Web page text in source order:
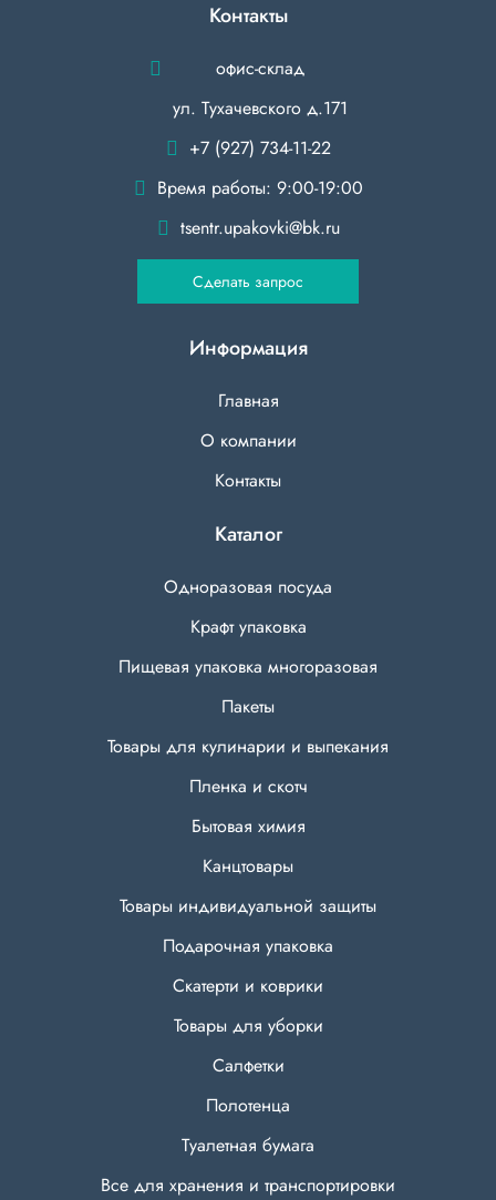
Контакты
офис-склад
ул. Тухачевского д.171
+7 (927) 734-11-22
Время работы: 9:00-19:00
tsentr.upakovki@bk.ru
Сделать запрос
Информация
Главная
О компании
Контакты
Каталог
Одноразовая посуда
Крафт упаковка
Пищевая упаковка многоразовая
Пакеты
Товары для кулинарии и выпекания
Пленка и скотч
Бытовая химия
Канцтовары
Товары индивидуальной защиты
Подарочная упаковка
Скатерти и коврики
Товары для уборки
Салфетки
Полотенца
Туалетная бумага
Все для хранения и транспортировки